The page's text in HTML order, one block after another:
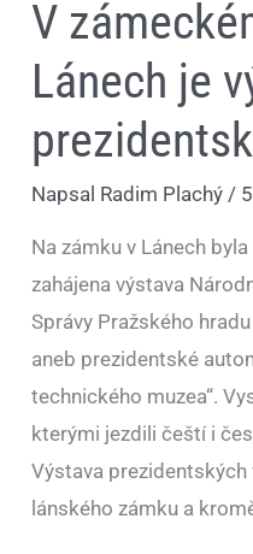
V
Lánech je
Napsal Radim Plachý/
Na zámku v Lánech
zahájena výstava
Správy Pražského
aneb prezidentské
technického muzea“.
kterými jezdili čeští i
Výstava prezidentských
lánského zámku a